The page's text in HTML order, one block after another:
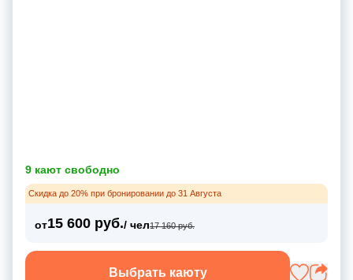
9 кают свободно
Скидка до 20% при бронировании до 31 Августа
от15 600 руб./ чел17 160 руб.
Выбрать каюту